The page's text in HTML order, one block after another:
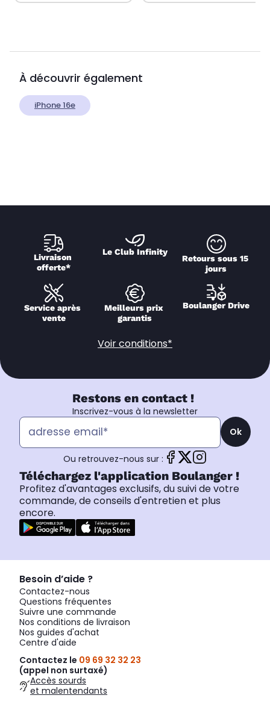
À découvrir également
iPhone 16e
Livraison
offerte*
Le Club Infinity
Retours sous 15
jours
Service après
vente
Meilleurs prix
garantis
Boulanger Drive
Voir conditions*
Restons en contact !
Inscrivez-vous à la newsletter
Ok
Ou retrouvez-nous sur :
Téléchargez l'application Boulanger !
Profitez d'avantages exclusifs, du suivi de votre
commande, de conseils d'entretien et plus
encore.
Besoin d’aide ?
Contactez-nous
Questions fréquentes
Suivre une commande
Nos conditions de livraison
Nos guides d'achat
Centre d'aide
Contactez le 09 69 32 32 23
(appel non surtaxé)
Accès sourds
et malentendants